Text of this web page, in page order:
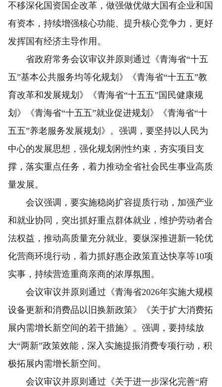
不移深化国资国企改革，做强做优做大国有企业和国
有资本，持续增强核心功能、提升核心竞争力，更好
发挥国有经济主导作用。
省政府常务会议审议并原则通过《青海省“十五
五”基本公共服务均等化规划》《青海省“十五五”教
育改革和发展规划》《青海省“十五五”国民健康规
划》《青海省“十五五”就业促进规划》《青海省“十
五五”养老服务发展规划》。强调，要坚持以人民为
中心的发展思想，强化规划刚性约束，夯实项目支
撑，落实重点任务，着力推动全省社会民生事业高质
量发展。
会议强调，要实施稳岗扩容提质行动，加强产业
和就业协同，突出抓好重点群体就业，维护劳动者合
法权益，推动高质量充分就业。要纵深推进新一轮优
化营商环境行动，着力抓好惠企政策直达快享等10项
实事，持续营造重商亲商的浓厚氛围。
会议审议并原则通过《青海省2026年实施大规模
设备更新和消费品以旧换新政策》《关于扩大消费拓
展内需增长新空间的若干措施》。强调，要持续放
大“两新”政策效能，深入实施提振消费专项行动，积
极拓展内需增长新空间。
会议审议并原则通过《关于进一步深化完善“府